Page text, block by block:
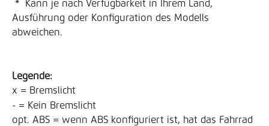
Ausführung oder Konfiguration des Modells
abweichen.
Legende:
x = Bremslicht
- = Kein Bremslicht
opt. ABS = wenn ABS konfiguriert ist, hat das Fahrrad